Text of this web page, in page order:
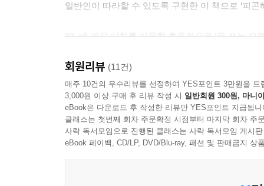
일반인이 따라할 수 있도록 구현한 이 책으로 ‘피
02_네 가지 이치를 이용한 효율적으로 ‘몸 쓰는 요
그렇다면 ‘피곤해지지 않는’ 구체적인 방법은 무
실을 매단 마리오네트처럼 머리 위쪽에서 봤을
봤을 때 몸의 면적을 가능한 적게 만드는 것이 포
끌어내는 파이팅 포즈. 손이나 발, 어깨, 손목 등
있습니다. 특히 집안일 할 때 아주 유용한 자세입니
회원리뷰 (11건)
매주 10건의 우수리뷰를 선정하여 YES포인트 3만원을 드
3,000원 이상 구매 후 리뷰 작성 시 일반회원 300원, 마니
eBook은 다운로드 후 작성한 리뷰만 YES포인트 지급됩니
클래스는 첫번째 회차 주문확정 시점부터 마지막 회차 주
사락 독서모임으로 진행된 클래스는 사락 독서모임 게시
eBook 페이백, CD/LP, DVD/Blu-ray, 패션 및 판매금지 상